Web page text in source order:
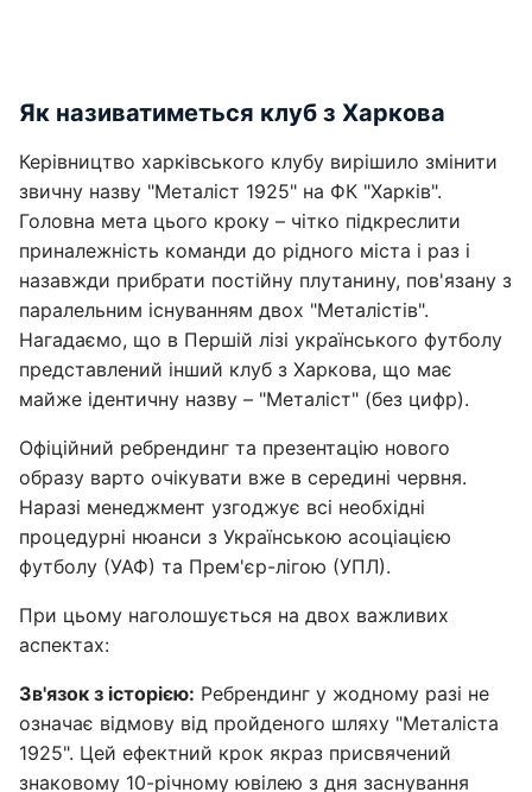
Як називатиметься клуб з Харкова
Керівництво харківського клубу вирішило змінити
звичну назву "Металіст 1925" на ФК "Харків".
Головна мета цього кроку – чітко підкреслити
приналежність команди до рідного міста і раз і
назавжди прибрати постійну плутанину, пов'язану з
паралельним існуванням двох "Металістів".
Нагадаємо, що в Першій лізі українського футболу
представлений інший клуб з Харкова, що має
майже ідентичну назву – "Металіст" (без цифр).
Офіційний ребрендинг та презентацію нового
образу варто очікувати вже в середині червня.
Наразі менеджмент узгоджує всі необхідні
процедурні нюанси з Українською асоціацією
футболу (УАФ) та Прем'єр-лігою (УПЛ).
При цьому наголошується на двох важливих
аспектах:
Зв'язок з історією: Ребрендинг у жодному разі не
означає відмову від пройденого шляху "Металіста
1925". Цей ефектний крок якраз присвячений
знаковому 10-річному ювілею з дня заснування